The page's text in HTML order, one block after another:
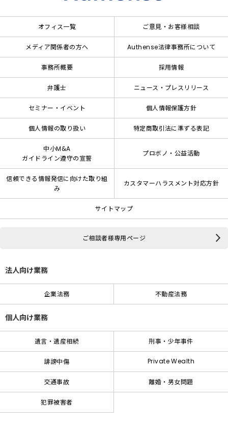
オフィス一覧 ご意見・お客様相談
メディア関係者の方へ Authense法律事務所について
事務所概要 採用情報
弁護士 ニュース・プレスリリース
セミナー・イベント 個人情報保護方針
個人情報の取り扱い 特定商取引法に準ずる表記
中小M&A
ガイドライン遵守の宣誓
プロボノ・公益活動
信頼できる情報発信に向けた取り組
み
カスタマーハラスメント対応方針
サイトマップ
ご相談者様専用ページ
法人向け業務
企業法務 不動産法務
個人向け業務
遺言・遺産相続 刑事・少年事件
誹謗中傷 Private Wealth
交通事故 離婚・男女問題
犯罪被害者